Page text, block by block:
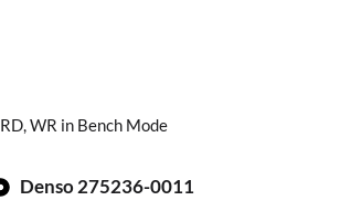
RD, WR in Bench Mode
Denso 275236-0011